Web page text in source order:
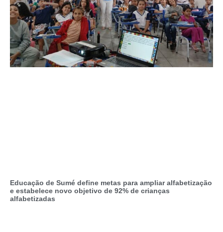
Educação de Sumé define metas para ampliar alfabetização
e estabelece novo objetivo de 92% de crianças
alfabetizadas